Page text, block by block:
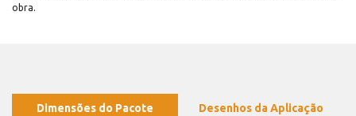
obra.
Dimensões do Pacote Desenhos da Aplicação